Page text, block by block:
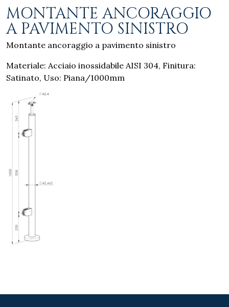
MONTANTE ANCORAGGIO
A PAVIMENTO SINISTRO
Montante ancoraggio a pavimento sinistro
Materiale: Acciaio inossidabile AISI 304, Finitura:
Satinato, Uso: Piana/1000mm